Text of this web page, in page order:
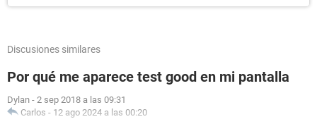
Discusiones similares
Por qué me aparece test good en mi pantalla
Dylan - 2 sep 2018 a las 09:31
Carlos - 12 ago 2024 a las 00:20